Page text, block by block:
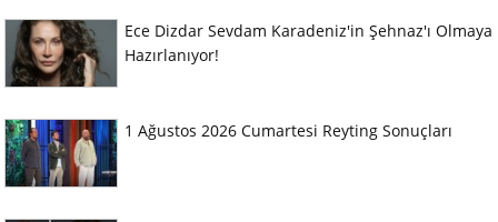
Ece Dizdar Sevdam Karadeniz'in Şehnaz'ı Olmaya
Hazırlanıyor!
1 Ağustos 2026 Cumartesi Reyting Sonuçları